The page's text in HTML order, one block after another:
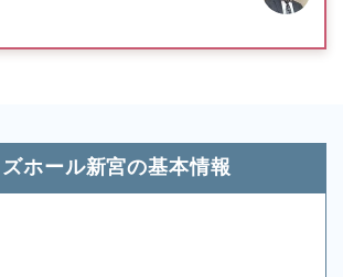
ホール新宮の基本情報